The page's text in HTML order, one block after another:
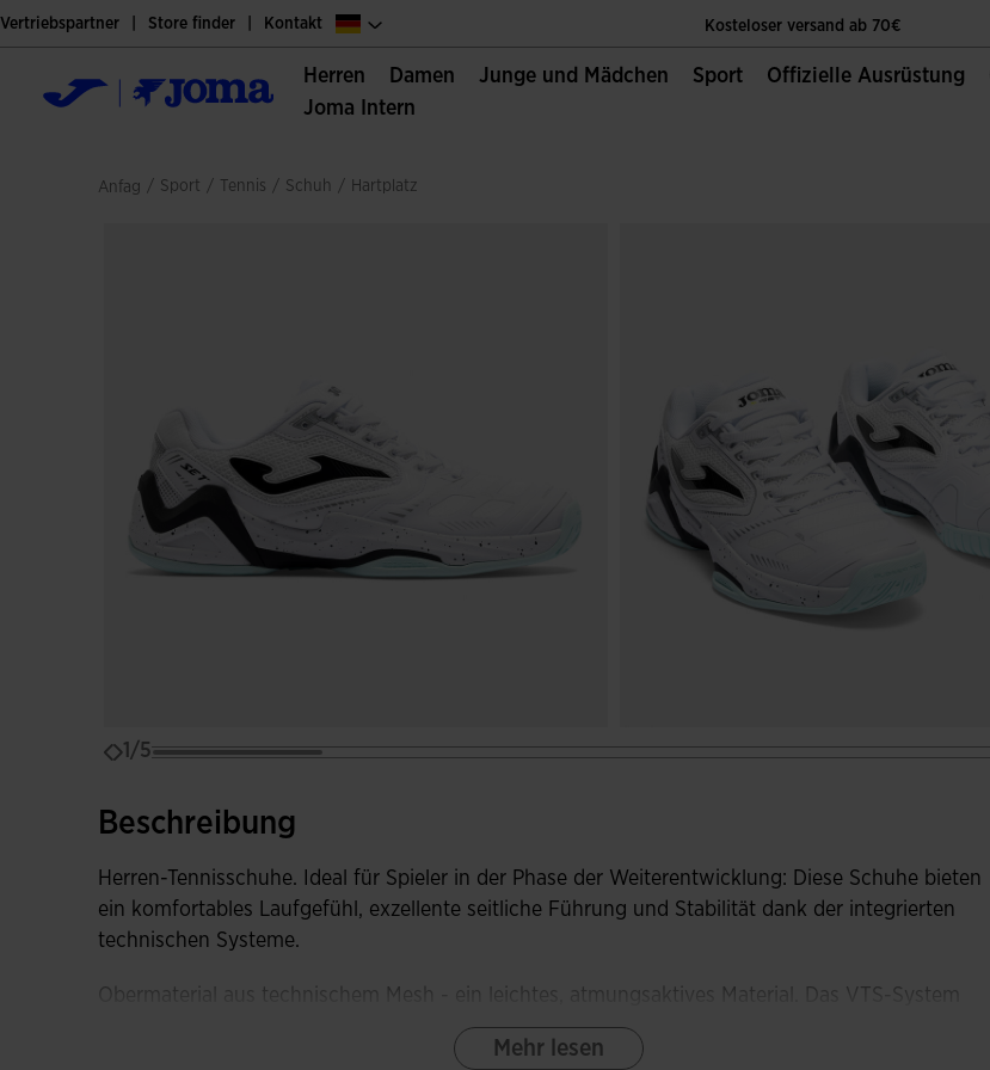
Kosteloser versand ab 70€
Die Einzige Offizielle Website von Joma Sport
Vertriebspartner Store finder Kontakt
Herren Damen Junge und Mädchen Sport Offizielle Ausrüstung
Joma Intern
Anfag / sport / tennis / schuh / hartplatz
1/5
Beschreibung
Herren-Tennisschuhe. Ideal für Spieler in der Phase der Weiterentwicklung: Diese Schuhe bieten
ein komfortables Laufgefühl, exzellente seitliche Führung und Stabilität dank der integrierten
technischen Systeme.
Obermaterial aus technischem Mesh - ein leichtes, atmungsaktives Material. Das VTS-System
sorgt für einen konstanten Luftstrom und hält die Füße selbst in den intensivsten Einheiten frisch
und trocken. Das thermoverschweißte System JOMA SPORTECH bietet einen komfortablen Sitz,
Mehr lesen